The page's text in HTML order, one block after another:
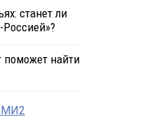
станет ли
поможет найти